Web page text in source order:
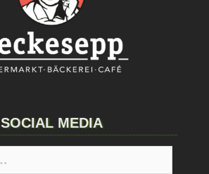
SOCIAL MEDIA